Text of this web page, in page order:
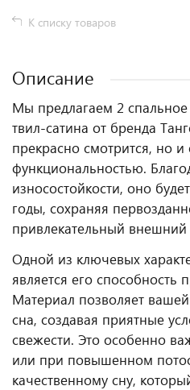
К списку товаров
Описание
Мы предлагаем 2 спальное
твил-сатина от бренда
прекрасно смотрится, но и
функциональностью.
износостойкости, оно
годы, сохраняя
привлекательный внешний
Одной из ключевых
является его способность
Материал позволяет
сна, создавая приятные
свежести. Это особенно
или при повышенном
качественному сну,